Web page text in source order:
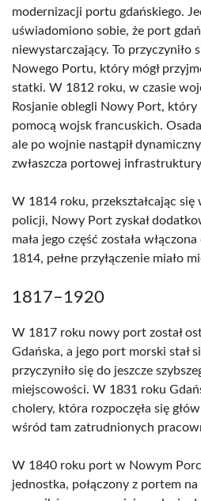
modernizacji portu gdańskiego.
uświadomiono sobie, że port
niewystarczający. To przyczyniło
Nowego Portu, który mógł
statki. W 1812 roku, w czasie
Rosjanie oblegli Nowy Port, który
pomocą wojsk francuskich.
ale po wojnie nastąpił
zwłaszcza portowej
W 1814 roku, przekształcając się
policji, Nowy Port zyskał
mała jego część została
1814, pełne przyłączenie miało
1817–1920
W 1817 roku nowy port został
Gdańska, a jego port morski stał
przyczyniło się do jeszcze
miejscowości. W 1831 roku
cholery, która rozpoczęła się
wśród tam zatrudnionych
W 1840 roku port w Nowym
jednostka, połączony z portem